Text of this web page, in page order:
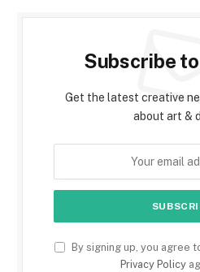
Subscribe
Get the latest creative
about art &
By signing up, you agree
Privacy Policy